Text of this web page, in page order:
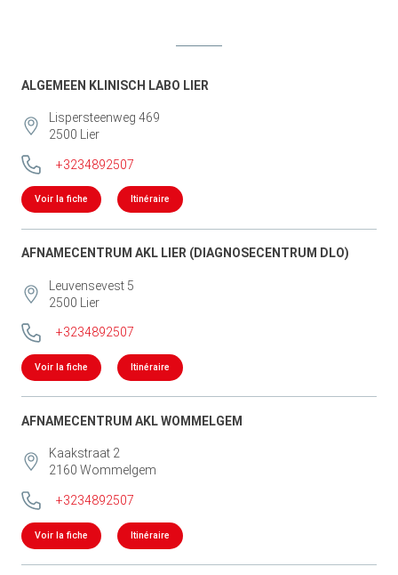
ALGEMEEN KLINISCH LABO LIER
Lispersteenweg 469
2500
Lier
+3234892507
Voir la fiche Itinéraire
AFNAMECENTRUM AKL LIER (DIAGNOSECENTRUM DLO)
Leuvensevest 5
2500
Lier
+3234892507
Voir la fiche Itinéraire
AFNAMECENTRUM AKL WOMMELGEM
Kaakstraat 2
2160 Wommelgem
+3234892507
Voir la fiche Itinéraire